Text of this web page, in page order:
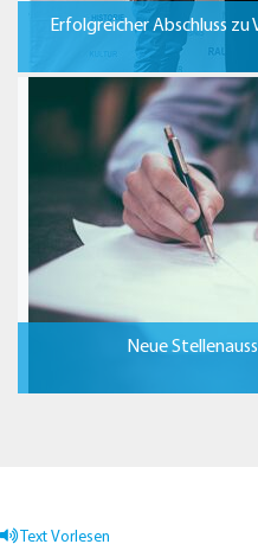
Erfolgreicher Abschluss
Neue
Text Vorlesen